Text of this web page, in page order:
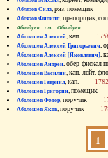
Аблязов Сила, ряз. помещик
Аблязов Филипп, прапорщик,
Аболдуев см. Оболдуев
Аболешев Алексей, кап.
Аболешев Алексей Григорьевич,
Аболешев Алексей [Яковлевич],
Аболешев Андрей, обер-фискал
Аболешев Василий, кап.-лейт.
Аболешев Гавриил, кап. 1782
Аболешев Григорий,
Аболешев Федор, поручик
Аболешев Яков, поручик
1